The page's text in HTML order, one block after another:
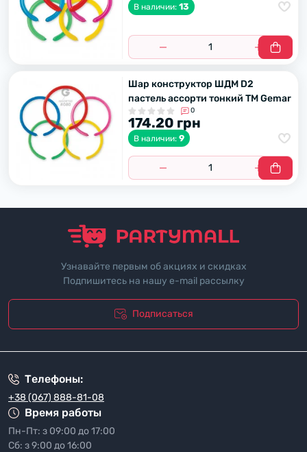
В наличии: 13
Шар конструктор ШДМ D2
пастель ассорти тонкий ТМ Gemar
0
174.20 грн
В наличии: 9
Узнавайте первым об акциях и скидках
Подпишитесь на нашу e-mail рассылку
Подписаться
Телефоны:
+38 (067) 888-81-08
Время работы
Пн-Пт: з 09:00 до 17:00
Сб: з 9:00 до 16:00